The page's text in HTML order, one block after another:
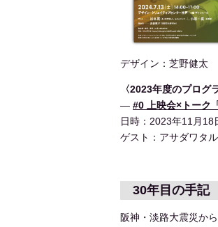
デザイン：芝野健太
〈2023年度のプログ
― #0 上映会×トーク
日時：2023年11月 18
ゲスト：アサダワタル
30年目の手記
阪神・淡路大震災か